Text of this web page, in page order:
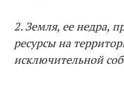
2. Земля, ее недра,
ресурсы на
исключительной